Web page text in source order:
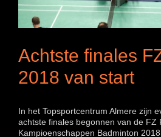
Achtste finales
2018 van start
In het Topsportcentrum Almere zijn
achtste finales begonnen van de FZ
Kampioenschappen Badminton